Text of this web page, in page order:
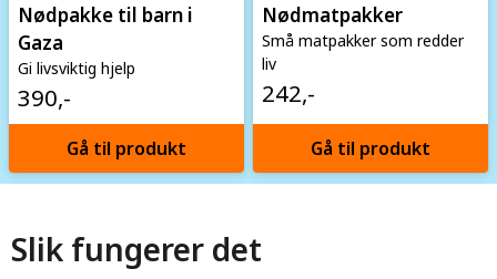
Nødpakke til barn i
Gaza
Gi livsviktig hjelp
390,-
Gå til produkt
Nødmatpakker
Små matpakker som redder
liv
242,-
Gå til produkt
Slik fungerer det